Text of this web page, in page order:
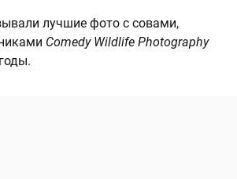
лучшие фото с совами,
Comedy Wildlife Photography